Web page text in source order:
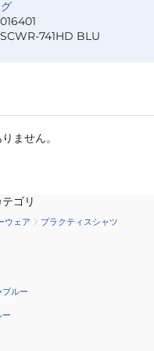
741HD BLU
ません。
ゴリ
ウェア プラクティスシャツ
ルー
ー